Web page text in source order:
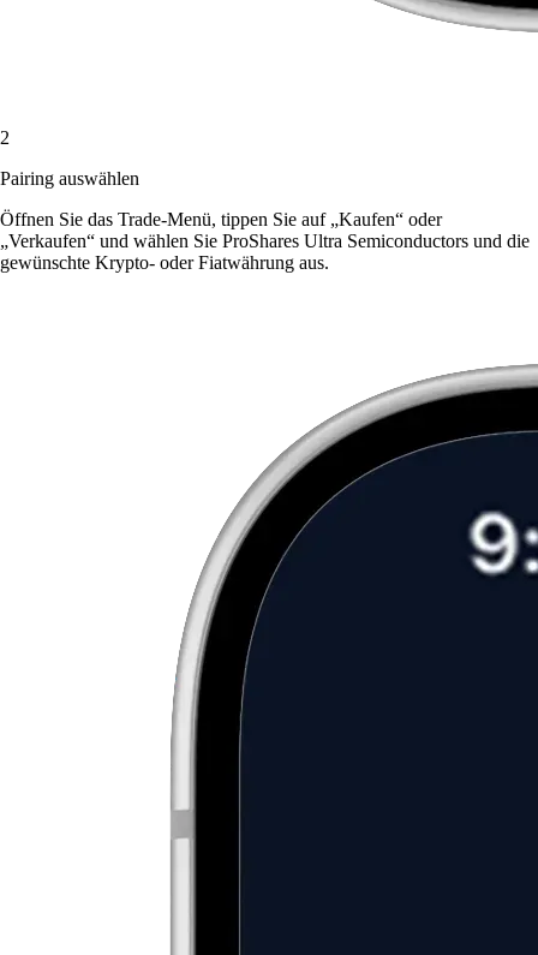
2
Pairing auswählen
Öffnen Sie das Trade-Menü, tippen Sie auf „Kaufen“ oder
„Verkaufen“ und wählen Sie ProShares Ultra Semiconductors und die
gewünschte Krypto- oder Fiatwährung aus.